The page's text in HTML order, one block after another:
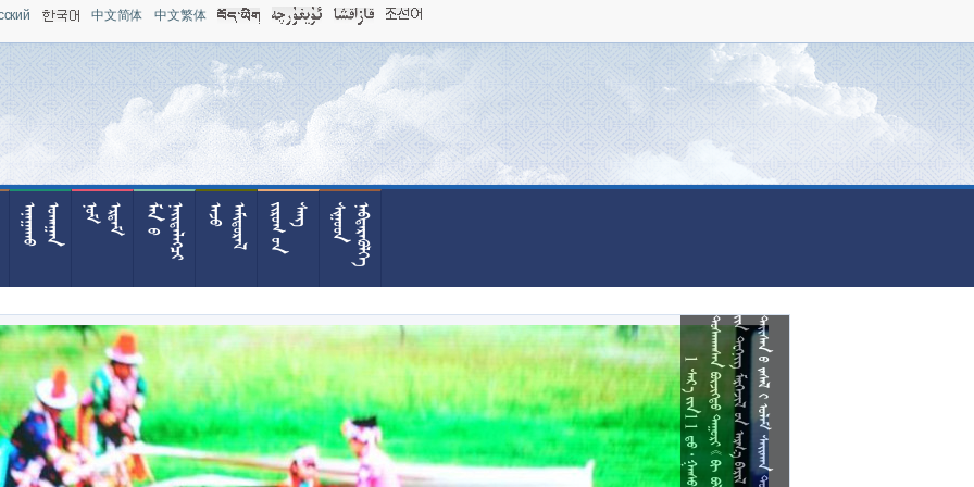
中文简体 中文繁体











  





  












 








  







 














